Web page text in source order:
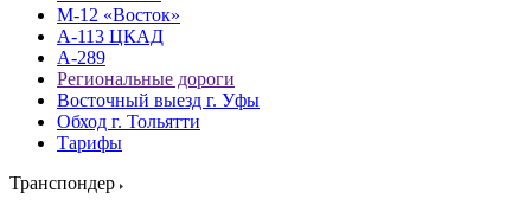
М-12 «Восток»
А-113 ЦКАД
А-289
Региональные дороги
Восточный выезд г. Уфы
Обход г. Тольятти
Тарифы
Транспондер